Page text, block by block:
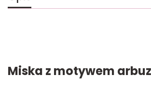
Miska z motywem